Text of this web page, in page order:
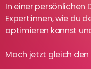
In einer persönlichen
Expert:innen, wie du
optimieren kannst
Mach jetzt gleich den